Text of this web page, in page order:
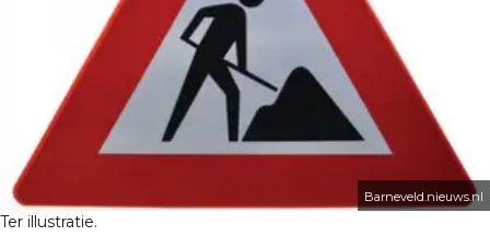
Barneveld.nieuws.nl
Ter illustratie.